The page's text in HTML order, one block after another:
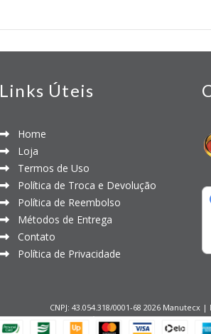
Links Úteis
Home
Loja
Termos de Uso
Política de Troca e Devolução
Política de Reembolso
Métodos de Entrega
Contato
Política de Privacidade
CNPJ: 43.054.318/0001-68 2026 Manutecx